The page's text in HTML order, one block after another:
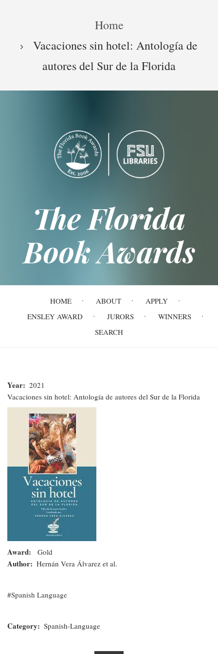
Home
Vacaciones sin hotel: Antología de
autores del Sur de la Florida
The Florida
Book Awards
navigation
HOME ABOUT
APPLY
ENSLEY AWARD
JURORS
WINNERS
SEARCH
Vacaciones
hotel:
Antología
de
autores
de
la
Year
2021
Vacaciones sin hotel: Antología de autores del Sur de la Florida
Award Gold
Author Hernán Vera Álvarez et al.
Spanish Language
Category Spanish-Language